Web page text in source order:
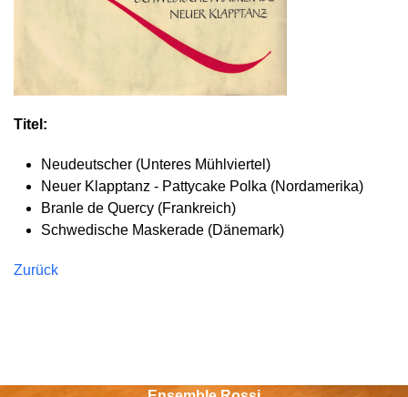
Titel:
Neudeutscher (Unteres Mühlviertel)
Neuer Klapptanz - Pattycake Polka (Nordamerika)
Branle de Quercy (Frankreich)
Schwedische Maskerade (Dänemark)
Zurück